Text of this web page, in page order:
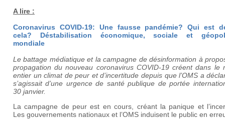
A lire :
Coronavirus COVID-19: Une fausse pandémie? Qui est
cela? Déstabilisation économique, sociale et
mondiale
Le battage médiatique et la campagne de désinformation à
propagation du nouveau coronavirus COVID-19 créent dans le
entier un climat de peur et d’incertitude depuis que l’OMS a
s’agissait d’une urgence de santé publique de portée
30 janvier.
La campagne de peur est en cours, créant la panique et
Les gouvernements nationaux et l’OMS induisent le public en